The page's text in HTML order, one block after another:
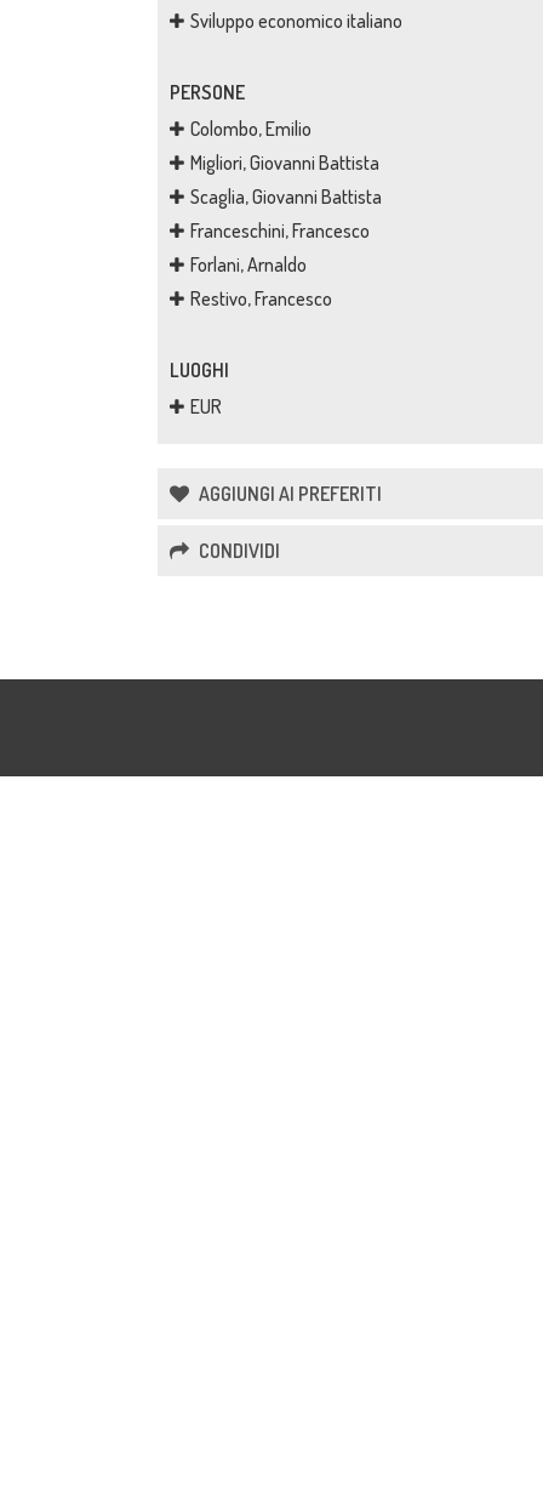
Sviluppo economico italiano
PERSONE
Colombo, Emilio
Migliori, Giovanni Battista
Scaglia, Giovanni Battista
Franceschini, Francesco
Forlani, Arnaldo
Restivo, Francesco
LUOGHI
EUR
AGGIUNGI AI PREFERITI
CONDIVIDI